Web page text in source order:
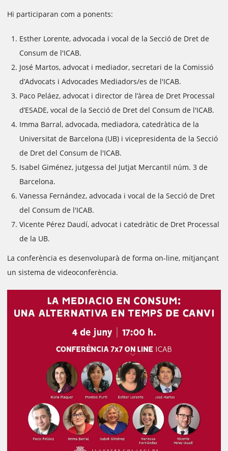
Hi participaran com a ponents:
Esther Lorente, advocada i vocal de la Secció de Dret de
Consum de l'ICAB.
José Martos, advocat i mediador, secretari de la Comissió
d’Advocats i Advocades Mediadors/es de l'ICAB.
Paco Peláez, advocat i director de l’àrea de Dret Processal
d’ESADE, vocal de la Secció de Dret del Consum de l'ICAB.
Imma Barral, advocada, mediadora, catedràtica de la
Universitat de Barcelona (UB) i vicepresidenta de la Secció
de Dret del Consum de l'ICAB.
Isabel Giménez, jutgessa del Jutjat Mercantil núm. 3 de
Barcelona.
Vanessa Fernández, advocada i vocal de la Secció de Dret
del Consum de l'ICAB.
Vicente Pérez Daudí, advocat i catedràtic de Dret Processal
de la UB.
La conferència es desenvoluparà de forma on-line, mitjançant
un sistema de videoconferència.